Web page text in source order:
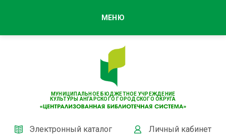
МУНИЦИПАЛЬНОЕ БЮДЖЕТНОЕ УЧРЕЖДЕНИЕ
КУЛЬТУРЫ АНГАРСКОГО ГОРОДСКОГО ОКРУГА
Электронный каталог Личный кабинет
МЕНЮ